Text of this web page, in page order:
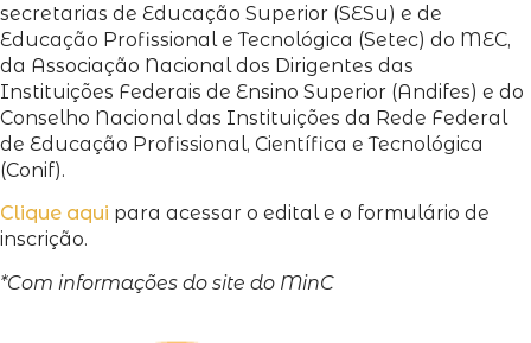
secretarias de Educação Superior (SESu) e de
Educação Profissional e Tecnológica (Setec) do MEC,
da Associação Nacional dos Dirigentes das
Instituições Federais de Ensino Superior (Andifes) e do
Conselho Nacional das Instituições da Rede Federal
de Educação Profissional, Científica e Tecnológica
(Conif).
Clique aqui para acessar o edital e o formulário de
inscrição.
*Com informações do site do MinC